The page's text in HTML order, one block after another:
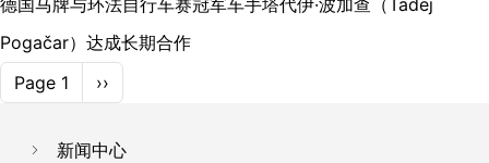
德国马牌与环法自行车赛冠军车手塔代伊·波加查（Tadej
Pogačar）达成长期合作
Pagination
Page 1 Next page
››
新闻中心